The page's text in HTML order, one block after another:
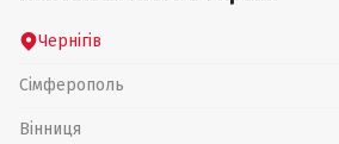
Чернігів
Сімферополь
Вінниця